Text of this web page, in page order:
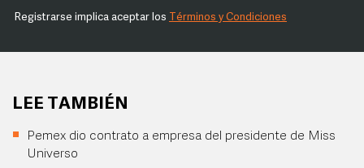
Registrarse implica aceptar los Términos y Condiciones
LEE TAMBIÉN
Pemex dio contrato a empresa del presidente de Miss
Universo